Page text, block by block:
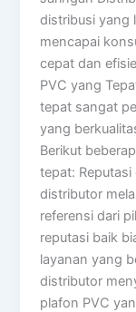
distribusi yang
mencapai
cepat dan
PVC yang
tepat sangat
yang
Berikut
tepat:
distributor
referensi dari
reputasi baik
layanan yang
distributor
plafon PVC